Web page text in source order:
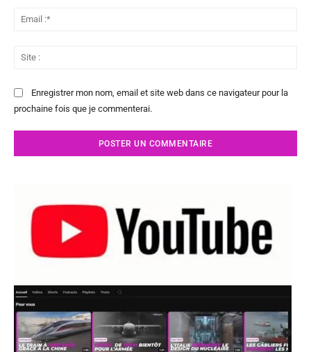
Enregistrer mon nom, email et site web dans ce navigateur pour la
prochaine fois que je commenterai.